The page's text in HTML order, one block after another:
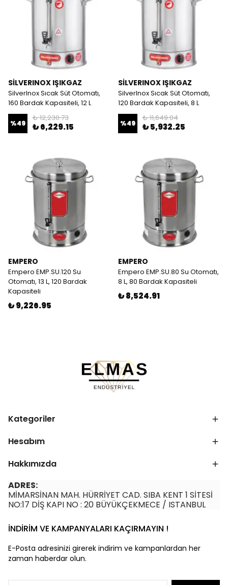
SİLVERINOX IŞIKGAZ
SilverInox Sıcak Süt Otomatı,
160 Bardak Kapasiteli, 12 L
%49
₺ 12,230.73
₺ 6,229.15
SİLVERINOX IŞIKGAZ
SilverInox Sıcak Süt Otomatı,
120 Bardak Kapasiteli, 8 L
%49
₺ 11,649.04
₺ 5,932.25
EMPERO
Empero EMP.SU.120 Su
Otomatı, 13 L, 120 Bardak
Kapasiteli
₺ 9,226.95
EMPERO
Empero EMP.SU.80 Su Otomatı,
8 L, 80 Bardak Kapasiteli
₺ 8,524.91
Kategoriler
Hesabım
Hakkımızda
ADRES:
MİMARSİNAN MAH. HÜRRİYET CAD. SIBA KENT 1 SİTESİ
NO:17 DİŞ KAPI NO : 20 BÜYÜKÇEKMECE / ISTANBUL
İNDİRİM VE KAMPANYALARI KAÇIRMAYIN !
E-Posta adresinizi girerek indirim ve kampanlardan her
zaman haberdar olun.